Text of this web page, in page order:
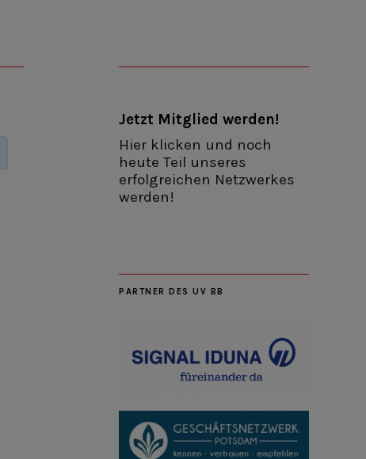
Jetzt Mitglied werden!
Hier klicken und noch
heute Teil unseres
erfolgreichen Netzwerkes
werden!
PARTNER DES UV BB